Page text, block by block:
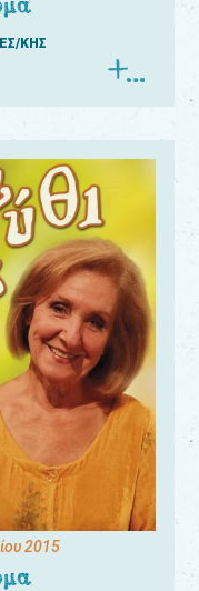
ΚΗΣ
2015